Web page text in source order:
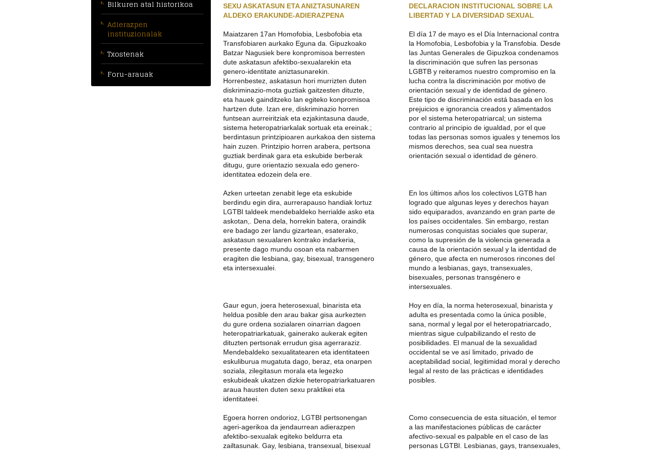
NAGUSIA
SEXU ASKATASUN ETA ANIZTASUNAREN
ALDEKO ERAKUNDE-ADIERAZPENA
DECLARACION INSTITUCIONAL SOBRE LA
LIBERTAD Y LA DIVERSIDAD SEXUAL
Maiatzaren 17an Homofobia, Lesbofobia eta
Transfobiaren aurkako Eguna da. Gipuzkoako
Batzar Nagusiek bere konpromisoa berresten
dute askatasun afektibo-sexualarekin eta
genero-identitate aniztasunarekin.
Horrenbestez, askatasun hori murrizten duten
diskriminazio-mota guztiak gaitzesten dituzte,
eta hauek gainditzeko lan egiteko konpromisoa
hartzen dute. Izan ere, diskriminazio horren
funtsean aurreiritziak eta ezjakintasuna daude,
sistema heteropatriarkalak sortuak eta ereinak.;
berdintasun printzipioaren aurkakoa den sistema
hain zuzen. Printzipio horren arabera, pertsona
guztiak berdinak gara eta eskubide berberak
ditugu, gure orientazio sexuala edo genero-
identitatea edozein dela ere.
El día 17 de mayo es el Día Internacional contra
la Homofobia, Lesbofobia y la Transfobia. Desde
las Juntas Generales de Gipuzkoa condenamos
la discriminación que sufren las personas
LGBTB y reiteramos nuestro compromiso en la
lucha contra la discriminación por motivo de
orientación sexual y de identidad de género.
Este tipo de discriminación está basada en los
prejuicios e ignorancia creados y alimentados
por el sistema heteropatriarcal; un sistema
contrario al principio de igualdad, por el que
todas las personas somos iguales y tenemos los
mismos derechos, sea cual sea nuestra
orientación sexual o identidad de género.
Azken urteetan zenabit lege eta eskubide
berdindu egin dira, aurrerapauso handiak lortuz
LGTBI taldeek mendebaldeko herrialde asko eta
askotan,. Dena dela, horrekin batera, oraindik
ere badago zer landu gizartean, esaterako,
askatasun sexualaren kontrako indarkeria,
presente dago mundu osoan eta nabarmen
eragiten die lesbiana, gay, bisexual, transgenero
eta intersexualei.
En los últimos años los colectivos LGTB han
logrado que algunas leyes y derechos hayan
sido equiparados, avanzando en gran parte de
los países occidentales. Sin embargo, restan
numerosas conquistas sociales que superar,
como la supresión de la violencia generada a
causa de la orientación sexual y la identidad de
género, que afecta en numerosos rincones del
mundo a lesbianas, gays, transexuales,
bisexuales, personas transgénero e
intersexuales.
Gaur egun, joera heterosexual, binarista eta
heldua posible den arau bakar gisa aurkezten
du gure ordena sozialaren oinarrian dagoen
heteropatriarkatuak, gainerako aukerak egiten
dituzten pertsonak errudun gisa agerraraziz.
Mendebaldeko sexualitatearen eta identitateen
eskuliburua mugatuta dago, beraz, eta onarpen
soziala, zilegitasun morala eta legezko
eskubideak ukatzen dizkie heteropatriarkatuaren
araua hausten duten sexu praktikei eta
identitateei.
Hoy en día, la norma heterosexual, binarista y
adulta es presentada como la única posible,
sana, normal y legal por el heteropatriarcado,
mientras sigue culpabilizando el resto de
posibilidades. El manual de la sexualidad
occidental se ve así limitado, privado de
aceptabilidad social, legitimidad moral y derecho
legal al resto de las prácticas e identidades
posibles.
Egoera horren ondorioz, LGTBI pertsonengan
ageri-agerikoa da jendaurrean adierazpen
afektibo-sexualak egiteko beldurra eta
zailtasunak. Gay, lesbiana, transexual, bisexual
Como consecuencia de esta situación, el temor
a las manifestaciones públicas de carácter
afectivo-sexual es palpable en el caso de las
personas LGTBI. Lesbianas, gays, transexuales,
Bilkuren atal historikoa
Adierazpen
instituzionalak
Txostenak
Foru-arauak